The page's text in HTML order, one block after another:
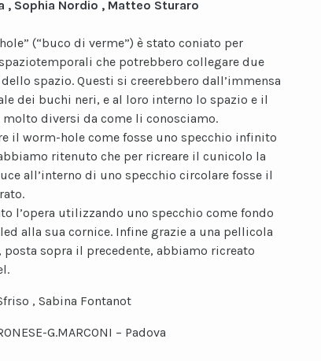
, Sophia Nordio , Matteo Sturaro
(“buco di verme”) è stato coniato per
che potrebbero collegare due
spazio. Questi si creerebbero dall’immensa
dei buchi neri, e al loro interno lo spazio e il
diversi da come li conosciamo.
il worm-hole come fosse uno specchio infinito
ritenuto che per ricreare il cunicolo la
all’interno di uno specchio circolare fosse il
l’opera utilizzando uno specchio come fondo
alla sua cornice. Infine grazie a una pellicola
posta sopra il precedente, abbiamo ricreato
, Sabina Fontanot
G.MARCONI – Padova